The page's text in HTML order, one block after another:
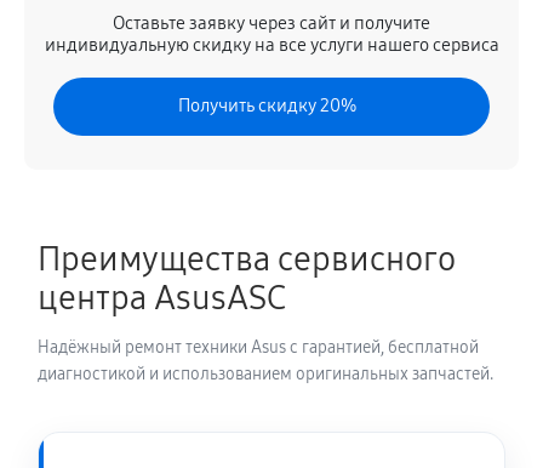
60 минут
Ремонт блока управления
630 руб 60 минут
Замена электронных компонентов
1710 руб
Оставьте заявку через сайт и получите
индивидуальную скидку на все услуги нашего сервиса
Получить скидку 20%
Преимущества сервисного
центра AsusASC
Надёжный ремонт техники Asus с гарантией, бесплатной
диагностикой и использованием оригинальных запчастей.